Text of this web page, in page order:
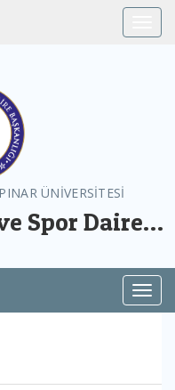
ÜNİVERSİTESİ
Spor Daire